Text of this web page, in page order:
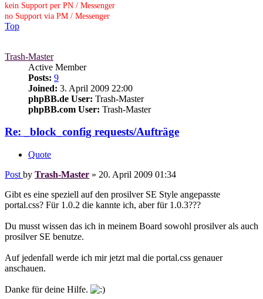
kein Support per PN / Messenger
no Support via PM / Messenger
Top
Trash-Master
Active Member
Posts: 9
Joined: 3. April 2009 22:00
phpBB.de User: Trash-Master
phpBB.com User: Trash-Master
Re: _block_config requests/Aufträge
Quote
Post by Trash-Master » 20. April 2009 01:34
Gibt es eine speziell auf den prosilver SE Style angepasste
portal.css? Für 1.0.2 die kannte ich, aber für 1.0.3???
Du musst wissen das ich in meinem Board sowohl prosilver als auch
prosilver SE benutze.
Auf jedenfall werde ich mir jetzt mal die portal.css genauer
anschauen.
Danke für deine Hilfe.